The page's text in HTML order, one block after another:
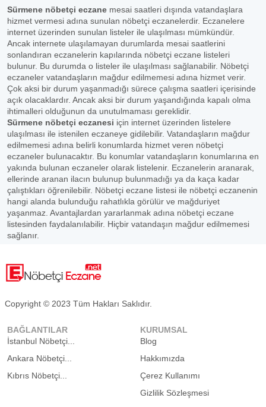
Sürmene nöbetçi eczane mesai saatleri dışında vatandaşlara
hizmet vermesi adına sunulan nöbetçi eczanelerdir. Eczanelere
internet üzerinden sunulan listeler ile ulaşılması mümkündür.
Ancak internete ulaşılamayan durumlarda mesai saatlerini
sonlandıran eczanelerin kapılarında nöbetçi eczane listeleri
bulunur. Bu durumda o listeler ile ulaşılması sağlanabilir. Nöbetçi
eczaneler vatandaşların mağdur edilmemesi adına hizmet verir.
Çok aksi bir durum yaşanmadığı sürece çalışma saatleri içerisinde
açık olacaklardır. Ancak aksi bir durum yaşandığında kapalı olma
ihtimalleri olduğunun da unutulmaması gereklidir.
Sürmene nöbetçi eczanesi için internet üzerinden listelere
ulaşılması ile istenilen eczaneye gidilebilir. Vatandaşların mağdur
edilmemesi adına belirli konumlarda hizmet veren nöbetçi
eczaneler bulunacaktır. Bu konumlar vatandaşların konumlarına en
yakında bulunan eczaneler olarak listelenir. Eczanelerin aranarak,
ellerinde aranan ilacın bulunup bulunmadığı ya da kaça kadar
çalıştıkları öğrenilebilir. Nöbetçi eczane listesi ile nöbetçi eczanenin
hangi alanda bulunduğu rahatlıkla görülür ve mağduriyet
yaşanmaz. Avantajlardan yararlanmak adına nöbetçi eczane
listesinden faydalanılabilir. Hiçbir vatandaşın mağdur edilmemesi
sağlanır.
Copyright © 2023 Tüm Hakları Saklıdır.
BAĞLANTILAR
İstanbul Nöbetçi...
Ankara Nöbetçi...
Kıbrıs Nöbetçi...
KURUMSAL
Blog
Hakkımızda
Çerez Kullanımı
Gizlilik Sözleşmesi